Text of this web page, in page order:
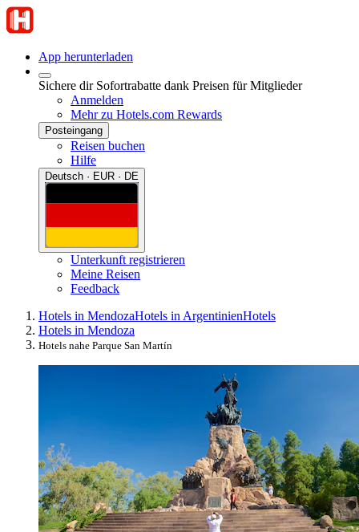
App herunterladen
Sichere dir Sofortrabatte dank Preisen für Mitglieder
Anmelden
Mehr zu Hotels.com Rewards
Posteingang
Reisen buchen
Hilfe
Deutsch · EUR · DE
Unterkunft registrieren
Meine Reisen
Feedback
Hotels in MendozaHotels in ArgentinienHotels
Hotels in Mendoza
Hotels nahe Parque San Martín